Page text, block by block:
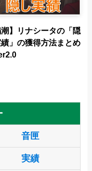
潮】リナシータの「隠
績」の獲得方法まとめ
音匣
実績